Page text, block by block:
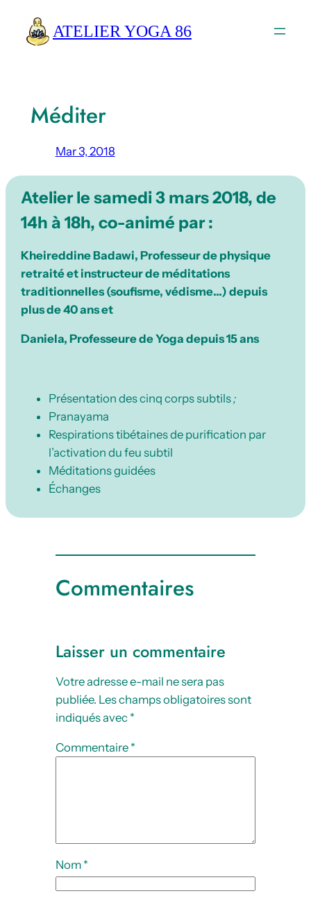
ATELIER YOGA 86
Méditer
Mar 3, 2018
Atelier le samedi 3 mars 2018, de
14h à 18h, co-animé par :
Kheireddine Badawi, Professeur de physique
retraité et instructeur de méditations
traditionnelles (soufisme, védisme…) depuis
plus de 40 ans et
Daniela, Professeure de Yoga depuis 15 ans
Présentation des cinq corps subtils;
Pranayama
Respirations tibétaines de purification par
l’activation du feu subtil
Méditations guidées
Échanges
Commentaires
Laisser un commentaire
Votre adresse e-mail ne sera pas
publiée. Les champs obligatoires sont
indiqués avec *
Commentaire *
Nom *